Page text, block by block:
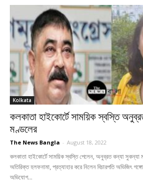
Kolkata
কলকাতা হাইকোর্টে সাময়িক স্বস্তি
মণ্ডলের
The News Bangla - August 18, 2022
কলকাতা হাইকোর্টে সাময়িক স্বস্তি পেলেন, অনুব্রত কন্যা
অতিরিক্ত হলফনামা, প্রত্যাহার করে নিলেন বিচারপতি অভিজিৎ
অভিযোগ...